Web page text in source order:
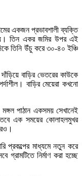
একজন প্রভাবশালী ব্যক্তি
তিন একর জমির উপর এই
তিনি উঁচু করে ৩০-৪০ ইঞ্চি
বাড়ির ভেতরের কাউকে
বাড়ির মেয়েরা কখনো
পাঠান একসময় সেখানেই
এক সময়ের কোলাহলমুখর
প্রকল্পের মাধ্যমে নতুন করে
গ্রামটিতে নির্মাণ করা হচ্ছে